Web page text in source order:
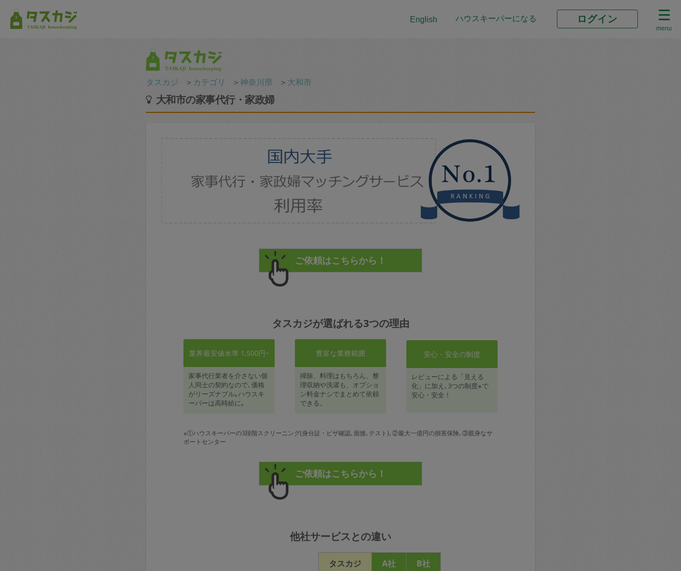
English ハウスキーパーになる ログイン
menu
タスカジ ＞ カテゴリ ＞神奈川県 ＞ 大和市
大和市の家事代行・家政婦
タスカジが選ばれる3つの理由
業界最安値水準 1,500円~
家事代行業者を介さない個
人同士の契約なので､価格
がリーズナブル｡ハウスキ
ーパーは高時給に｡
豊富な業務範囲
掃除、料理はもちろん、整
理収納や洗濯も、オプショ
ン料金ナシでまとめて依頼
できる。
安心・安全の制度
レビューによる「見える
化」に加え､3つの制度※で
安心・安全！
※①ハウスキーパーの3段階スクリーニング(身分証・ビザ確認､面接､テスト)､②最大一億円の損害保険､③親身なサ
ポートセンター
他社サービスとの違い
タスカジ A社
B社